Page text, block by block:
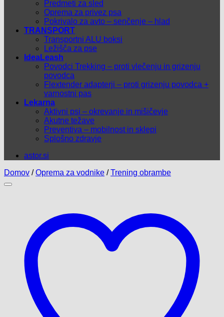
Predmeti za sled
Oprema za privez psa
Pokrivalo za avto – senčenje – hlad
TRANSPORT
Transportni ALU boksi
Ležišča za pse
IdeaLeash
Povodci Trekking – proti vlečenju in grizenju
povodca
Flextender adapterji – proti grizenju povodca +
varnostni pas
Lekarna
Aktivni psi – okrevanje in mišičevje
Akutne težave
Preventiva – mobilnost in sklepi
Splošno zdravje
astor.si
Domov / Oprema za vodnike / Trening obrambe